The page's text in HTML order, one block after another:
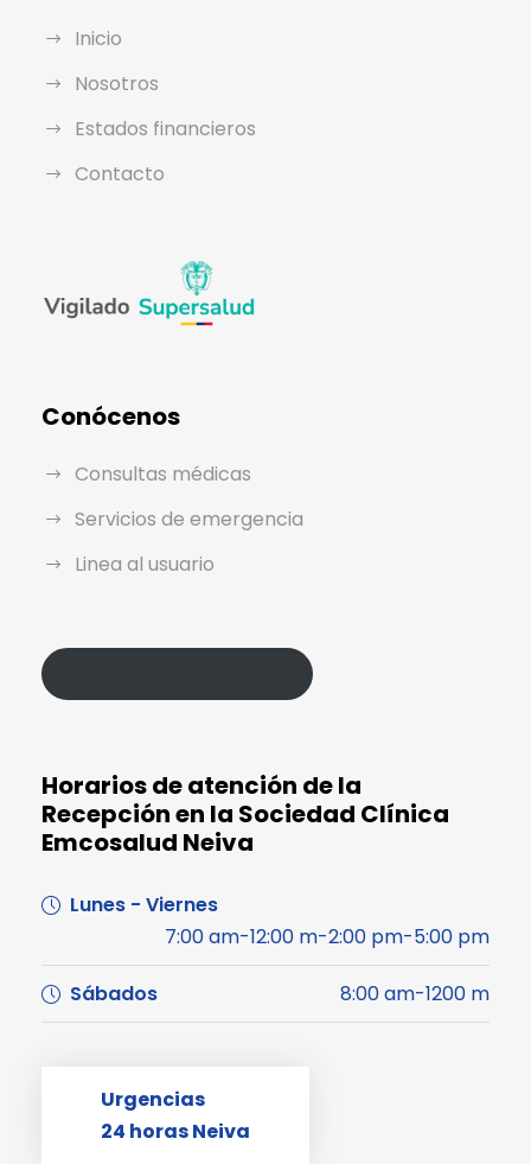
Inicio
Nosotros
Estados financieros
Contacto
Conócenos
Consultas médicas
Servicios de emergencia
Linea al usuario
Horarios de atención de la
Recepción en la Sociedad Clínica
Emcosalud Neiva
Lunes - Viernes
7:00 am-12:00 m-2:00 pm-5:00 pm
Sábados 8:00 am-1200 m
Urgencias
24 horas Neiva